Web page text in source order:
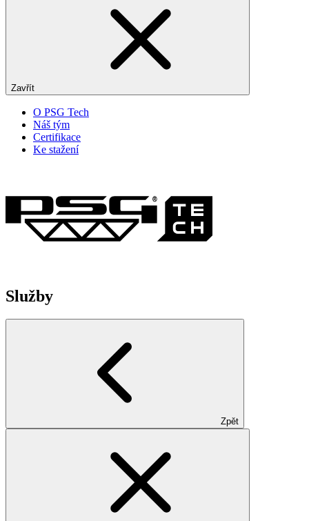
Zavřít
O PSG Tech
Náš tým
Certifikace
Ke stažení
Služby
Zpět